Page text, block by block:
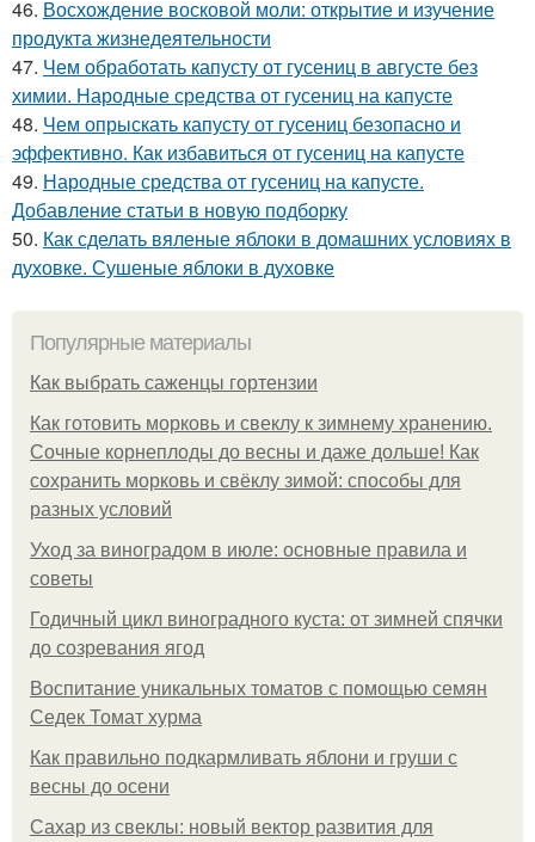
46. Восхождение восковой моли: открытие и изучение
продукта жизнедеятельности
47. Чем обработать капусту от гусениц в августе без
химии. Народные средства от гусениц на капусте
48. Чем опрыскать капусту от гусениц безопасно и
эффективно. Как избавиться от гусениц на капусте
49. Народные средства от гусениц на капусте.
Добавление статьи в новую подборку
50. Как сделать вяленые яблоки в домашних условиях в
духовке. Сушеные яблоки в духовке
Популярные материалы
Как выбрать саженцы гортензии
Как готовить морковь и свеклу к зимнему хранению.
Сочные корнеплоды до весны и даже дольше! Как
сохранить морковь и свёклу зимой: способы для
разных условий
Уход за виноградом в июле: основные правила и
советы
Годичный цикл виноградного куста: от зимней спячки
до созревания ягод
Воспитание уникальных томатов с помощью семян
Седек Томат хурма
Как правильно подкармливать яблони и груши с
весны до осени
Сахар из свеклы: новый вектор развития для